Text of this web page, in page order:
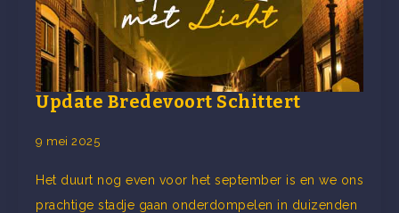
Update Bredevoort Schittert
9 mei 2025
Het duurt nog even voor het september is en we ons
prachtige stadje gaan onderdompelen in duizenden